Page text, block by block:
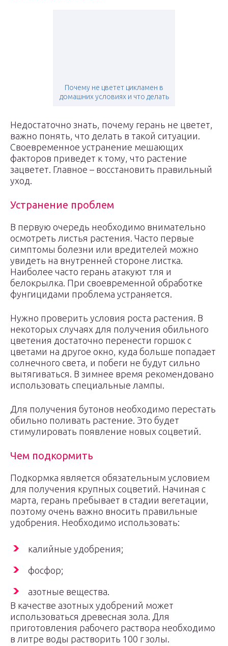
Почему не цветет цикламен в
домашних условиях и что делать
Недостаточно знать, почему герань не цветет,
важно понять, что делать в такой ситуации.
Своевременное устранение мешающих
факторов приведет к тому, что растение
зацветет. Главное – восстановить правильный
уход.
Устранение проблем
В первую очередь необходимо внимательно
осмотреть листья растения. Часто первые
симптомы болезни или вредителей можно
увидеть на внутренней стороне листка.
Наиболее часто герань атакуют тля и
белокрылка. При своевременной обработке
фунгицидами проблема устраняется.
Нужно проверить условия роста растения. В
некоторых случаях для получения обильного
цветения достаточно перенести горшок с
цветами на другое окно, куда больше попадает
солнечного света, и побеги не будут сильно
вытягиваться. В зимнее время рекомендовано
использовать специальные лампы.
Для получения бутонов необходимо перестать
обильно поливать растение. Это будет
стимулировать появление новых соцветий.
Чем подкормить
Подкормка является обязательным условием
для получения крупных соцветий. Начиная с
марта, герань пребывает в стадии вегетации,
поэтому очень важно вносить правильные
удобрения. Необходимо использовать:
калийные удобрения;
фосфор;
азотные вещества.
В качестве азотных удобрений может
использоваться древесная зола. Для
приготовления рабочего раствора необходимо
в литре воды растворить 100 г золы.